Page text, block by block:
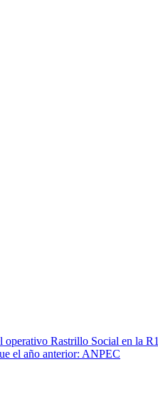
operativo Rastrillo Social en la R1
el año anterior: ANPEC